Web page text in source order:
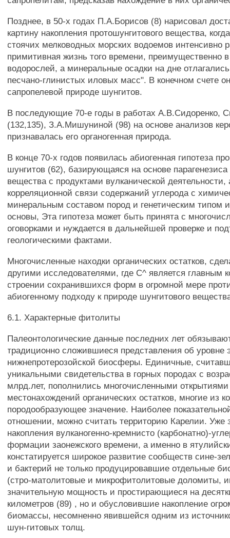
Позднее, в 50-х годах П.А.Борисов (8) нарисовал
картину накопления протошунгитового вещества,
стоячих мелководных морских водоемов интенсивно
примитивная жизнь того времени, преимущественно
водорослей, а минеральные осадки на дне
песчано-глинистых иловых масс". В конечном счете
сапропелевой природе шунгитов.
В последующие 70-е годы в работах А.В.Сидоренко,
(132,135), З.А.Мишуниной (98) на основе анализов
признавалась его органогенная природа.
В конце 70-х годов появилась абиогенная гипотеза
шунгитов (62), базирующаяся на основе парагенезиса
вещества с продуктами вулканической
корреляционной связи содержаний углерода с
минеральным составом пород и генетическим типом
основы, Эта гипотеза может быть принята с
оговорками и нуждается в дальнейшей проверке и
геологическими фактами.
Многочисленные находки органических остатков,
другими исследователями, где С^ является главным
строении сохранившихся форм в огромной мере
абиогенному подходу к природе шунгитового
6.1. Характерные фитолиты
Палеонтологические данные последних лет
традиционно сложившиеся представления об уровне
нижнепротерозойской биосферы. Единичные,
уникальными свидетельства в горных породах с
млрд.лет, пополнились многочисленными
местонахождений органических остатков, многие из
породообразующее значение. Наиболее
отношении, можно считать территорию Карелии. Уже
накопления вулканогенно-кремнисто (карбонатно)-
формации заонежского времени, а именно в
констатируется широкое развитие сообществ сине-
и бактерий не только продуцировавшие отдельные
(стро-матолитовые и микрофитолитовые доломиты,
значительную мощность и простирающиеся на
километров (89) , но и обусловившие накопление
биомассы, несомненно явившейся одним из
шун-гитовых толщ.